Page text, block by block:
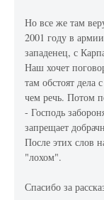
Но все же там
2001 году в
западенец, с
Наш хочет
там обстоят дела
чем речь. Потом
- Господь
запрещает
После этих слов
"лохом".
Спасибо за